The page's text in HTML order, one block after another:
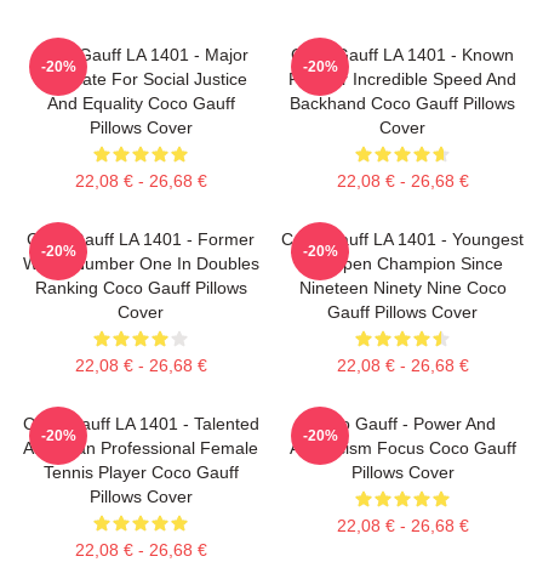
Coco Gauff LA 1401 - Major
Advocate For Social Justice
And Equality Coco Gauff
Pillows Cover
22,08 € - 26,68 €
-20%
Coco Gauff LA 1401 - Known
For Her Incredible Speed And
Backhand Coco Gauff Pillows
Cover
22,08 € - 26,68 €
-20%
Coco Gauff LA 1401 - Former
World Number One In Doubles
Ranking Coco Gauff Pillows
Cover
22,08 € - 26,68 €
-20%
Coco Gauff LA 1401 - Youngest
US Open Champion Since
Nineteen Ninety Nine Coco
Gauff Pillows Cover
22,08 € - 26,68 €
-20%
Coco Gauff LA 1401 - Talented
American Professional Female
Tennis Player Coco Gauff
Pillows Cover
22,08 € - 26,68 €
-20%
Coco Gauff - Power And
Athleticism Focus Coco Gauff
Pillows Cover
22,08 € - 26,68 €
-20%